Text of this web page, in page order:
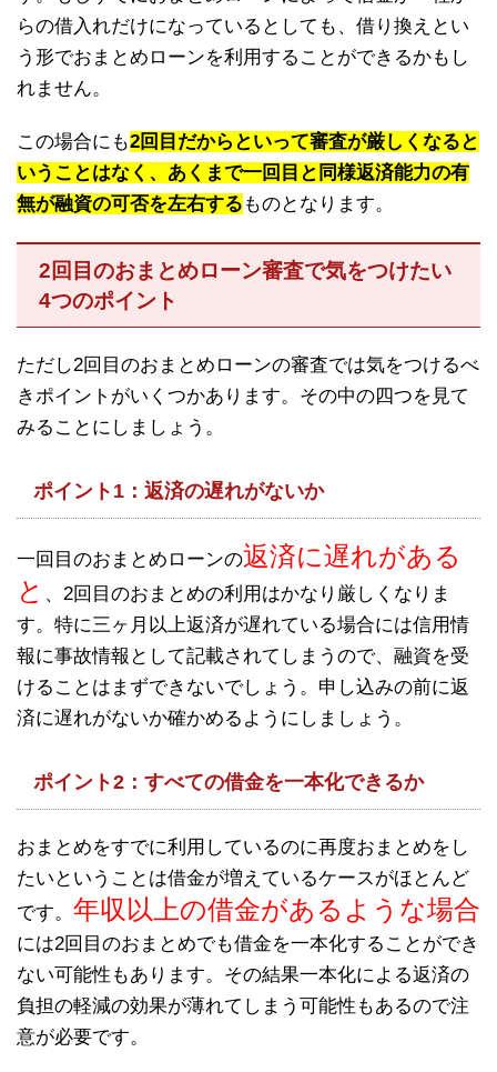
らの借入れだけになっているとしても、借り換えとい
う形でおまとめローンを利用することができるかもし
れません。
この場合にも2回目だからといって審査が厳しくなると
いうことはなく、あくまで一回目と同様返済能力の有
無が融資の可否を左右する ものとなります。
2回目のおまとめローン審査で気をつけたい
4つのポイント
ただし2回目のおまとめローンの審査では気をつけるべ
きポイントがいくつかあります。その中の四つを見て
みることにしましょう。
ポイント1：返済の遅れがないか
一回目のおまとめローンの返済に遅れがある
と 、2回目のおまとめの利用はかなり厳しくなりま
す。特に三ヶ月以上返済が遅れている場合には信用情
報に事故情報として記載されてしまうので、融資を受
けることはまずできないでしょう。申し込みの前に返
済に遅れがないか確かめるようにしましょう。
ポイント2：すべての借金を一本化できるか
おまとめをすでに利用しているのに再度おまとめをし
たいということは借金が増えているケースがほとんど
です。 年収以上の借金があるような場合
には2回目のおまとめでも借金を一本化することができ
ない可能性もあります。その結果一本化による返済の
負担の軽減の効果が薄れてしまう可能性もあるので注
意が必要です。